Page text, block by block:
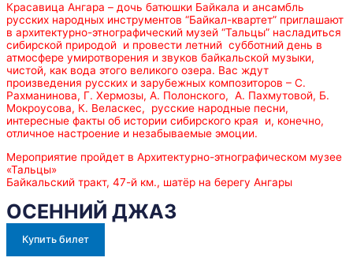
Красавица Ангара – дочь батюшки Байкала и ансамбль
русских народных инструментов “Байкал-квартет” приглашают
в архитектурно-этнографический музей “Тальцы” насладиться
сибирской природой и провести летний субботний день в
атмосфере умиротворения и звуков байкальской музыки,
чистой, как вода этого великого озера. Вас ждут
произведения русских и зарубежных композиторов – С.
Рахманинова, Г. Хермозы, А. Полонского, А. Пахмутовой, Б.
Мокроусова, К. Веласкес, русские народные песни,
интересные факты об истории сибирского края и, конечно,
отличное настроение и незабываемые эмоции.
Мероприятие пройдет в Архитектурно-этнографическом музее
«Тальцы»
Байкальский тракт, 47-й км., шатёр на берегу Ангары
ОСЕННИЙ ДЖАЗ
Купить билет